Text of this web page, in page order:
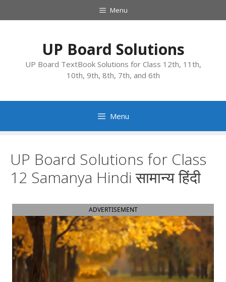
to
Menu
UP Board Solutions
UP Board TextBook Solutions for Class 12th, 11th,
10th, 9th, 8th, 7th, and 6th
Menu
UP Board Solutions for Class
12 Samanya Hindi सामान्य हिंदी
ADVERTISEMENT